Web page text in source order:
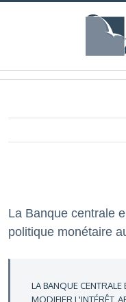
La Banque centrale
politique monétaire
LA BANQUE CENTRALE
MODIFIER L'INTÉRÊT,